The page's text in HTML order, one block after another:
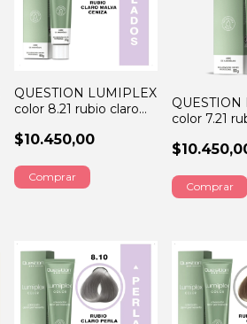
QUESTION LUMIPLEX
color 8.21 rubio claro
60GRS
$10.450,00
color 7.21